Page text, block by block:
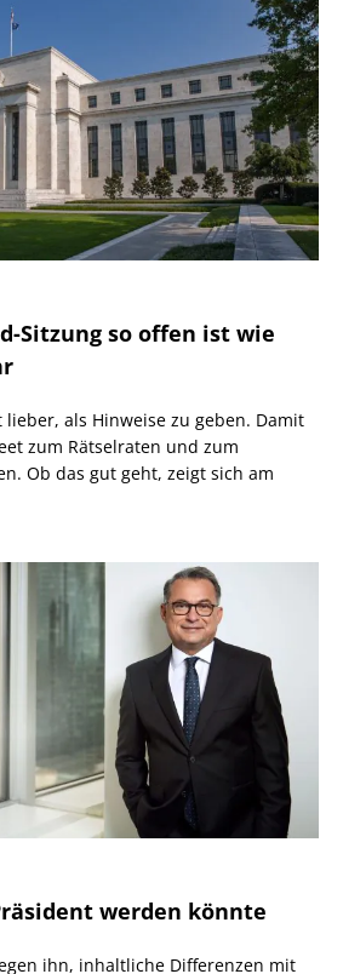
Sitzung so offen ist wie
lieber, als Hinweise zu geben. Damit
Ob das gut geht, zeigt sich am
werden könnte
ihn, inhaltliche Differenzen mit